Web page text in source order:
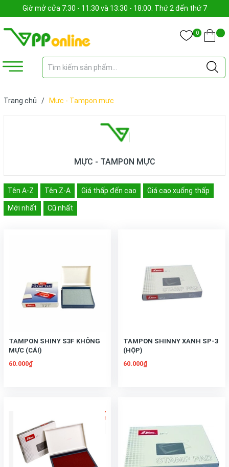
Giờ mở cửa 7:30 - 11:30 và 13:30 - 18:00. Thứ 2 đến thứ 7
0
Trang chủ / Mực - Tampon mực
MỰC - TAMPON MỰC
Tên A-Z Tên Z-A Giá thấp đến cao Giá cao xuống thấp
Mới nhất Cũ nhất
TAMPON SHINY S3F KHÔNG
MỰC (CÁI)
60.000₫
TAMPON SHINNY XANH SP-3
(HỘP)
60.000₫